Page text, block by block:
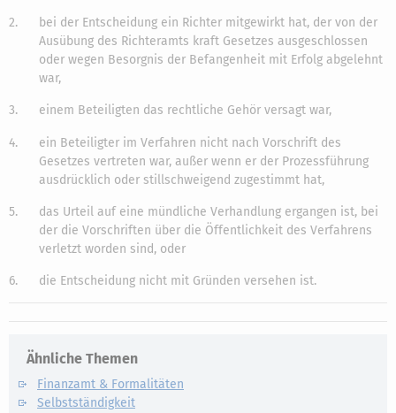
2.
bei der Entscheidung ein Richter mitgewirkt hat, der von der
Ausübung des Richteramts kraft Gesetzes ausgeschlossen
oder wegen Besorgnis der Befangenheit mit Erfolg abgelehnt
war,
3. einem Beteiligten das rechtliche Gehör versagt war,
4.
ein Beteiligter im Verfahren nicht nach Vorschrift des
Gesetzes vertreten war, außer wenn er der Prozessführung
ausdrücklich oder stillschweigend zugestimmt hat,
5.
das Urteil auf eine mündliche Verhandlung ergangen ist, bei
der die Vorschriften über die Öffentlichkeit des Verfahrens
verletzt worden sind, oder
6. die Entscheidung nicht mit Gründen versehen ist.
Ähnliche Themen
Finanzamt & Formalitäten
Selbstständigkeit